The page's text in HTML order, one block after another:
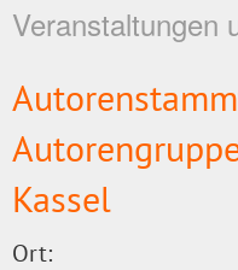
Veranstaltungen
Kassel
Ort: